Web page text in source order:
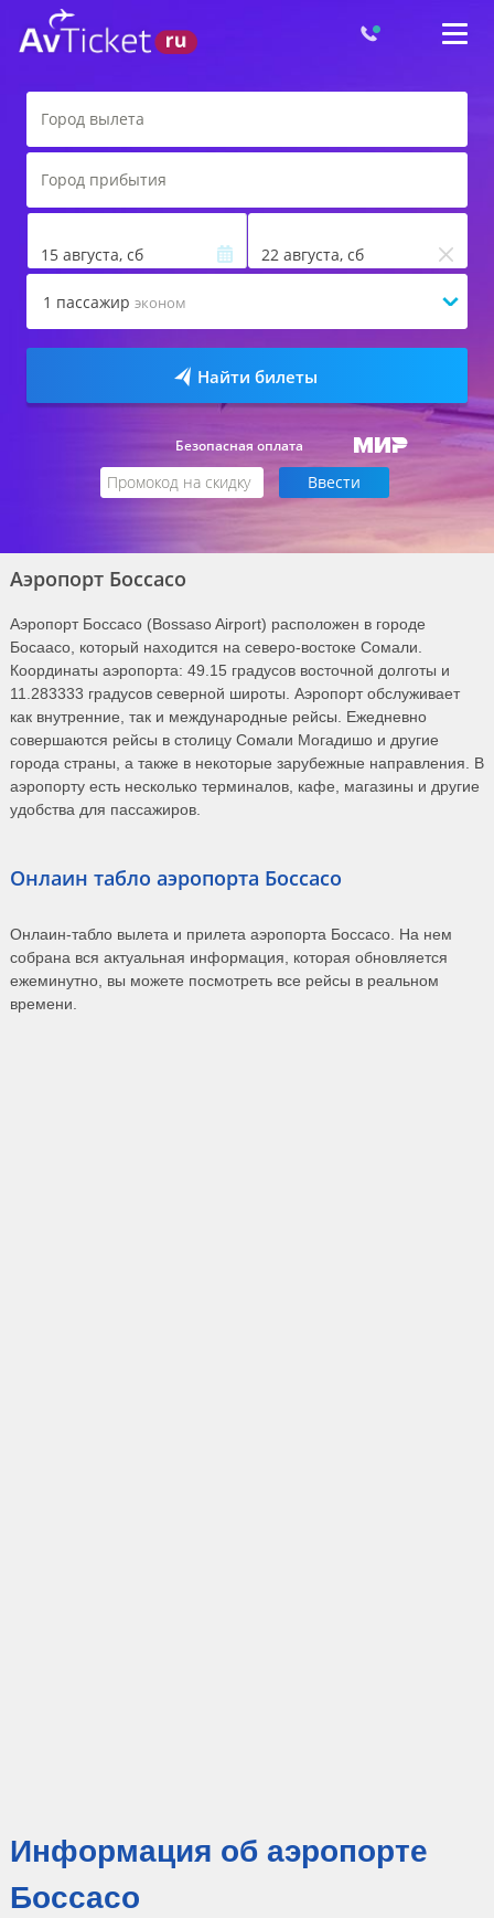
15 августа, сб 22 августа, сб
1 пассажир эконом
Найти билеты
Безопасная оплата
Аэропорт Боссасо
Аэропорт Боссасо (Bossaso Airport) расположен в городе
Босаасо, который находится на северо-востоке Сомали.
Координаты аэропорта: 49.15 градусов восточной долготы и
11.283333 градусов северной широты. Аэропорт обслуживает
как внутренние, так и международные рейсы. Ежедневно
совершаются рейсы в столицу Сомали Могадишо и другие
города страны, а также в некоторые зарубежные направления. В
аэропорту есть несколько терминалов, кафе, магазины и другие
удобства для пассажиров.
Онлаин табло аэропорта Боссасо
Онлаин-табло вылета и прилета аэропорта Боссасо. На нем
собрана вся актуальная информация, которая обновляется
ежеминутно, вы можете посмотреть все рейсы в реальном
времени.
Информация об аэропорте
Боссасо